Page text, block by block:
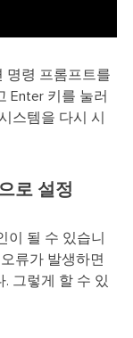
명령 프롬프트를
Enter 키를 눌러
스템을 다시 시
로 설정
이 될 수 있습니
류가 발생하면
그렇게 할 수 있